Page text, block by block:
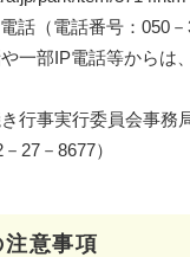
電話（電話番号：050
一部IP電話等からは
き行事実行委員会事務
27－8677）
意事項